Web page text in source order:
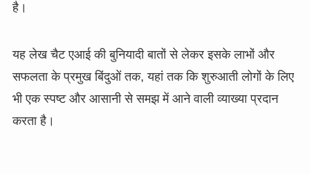
है।
यह लेख चैट एआई की बुनियादी बातों से लेकर इसके लाभों और
सफलता के प्रमुख बिंदुओं तक, यहां तक कि शुरुआती लोगों के लिए
भी एक स्पष्ट और आसानी से समझ में आने वाली व्याख्या प्रदान
करता है।